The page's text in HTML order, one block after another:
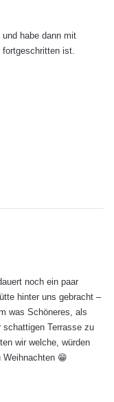
habe dann mit
ist.
noch ein paar
hinter uns gebracht –
was Schöneres, als
schattigen Terrasse zu
wir welche, würden
😁